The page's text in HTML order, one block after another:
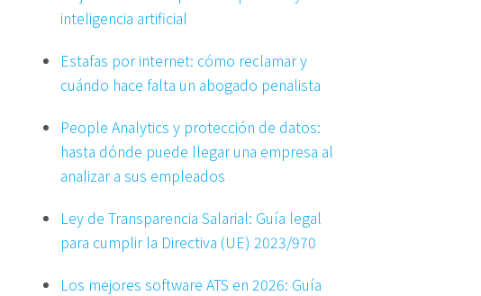
inteligencia artificial
Estafas por internet: cómo reclamar y
cuándo hace falta un abogado penalista
People Analytics y protección de datos:
hasta dónde puede llegar una empresa al
analizar a sus empleados
Ley de Transparencia Salarial: Guía legal
para cumplir la Directiva (UE) 2023/970
Los mejores software ATS en 2026: Guía